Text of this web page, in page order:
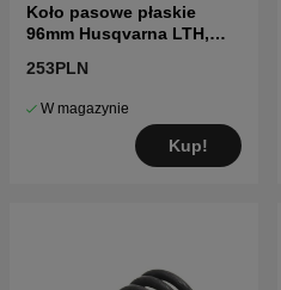
Koło pasowe płaskie
96mm Husqvarna LTH,
253PLN
W magazynie
Kup!